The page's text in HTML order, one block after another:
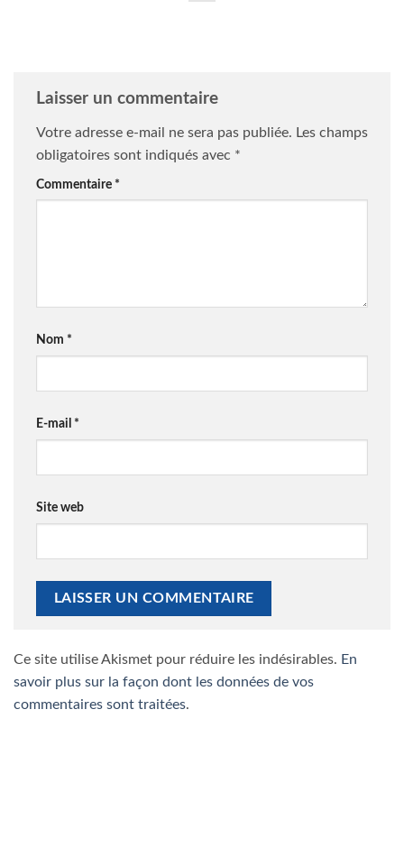
Laisser un commentaire
Votre adresse e-mail ne sera pas publiée. Les champs
obligatoires sont indiqués avec *
Commentaire *
Nom *
E-mail *
Site web
Ce site utilise Akismet pour réduire les indésirables. En
savoir plus sur la façon dont les données de vos
commentaires sont traitées.